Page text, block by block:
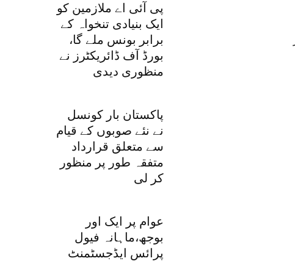
پی آئی اے ملازمین کو
ایک بنیادی تنخواہ کے
برابر بونس ملے گا،
بورڈ آف ڈائریکٹرز نے
منظوری دیدی
پاکستان بار کونسل
نے نئے صوبوں کے قیام
سے متعلق قرارداد
متفقہ طور پر منظور
کر لی
عوام پر ایک اور
بوجھ،ماہانہ فیول
پرائس ایڈجسٹمنٹ